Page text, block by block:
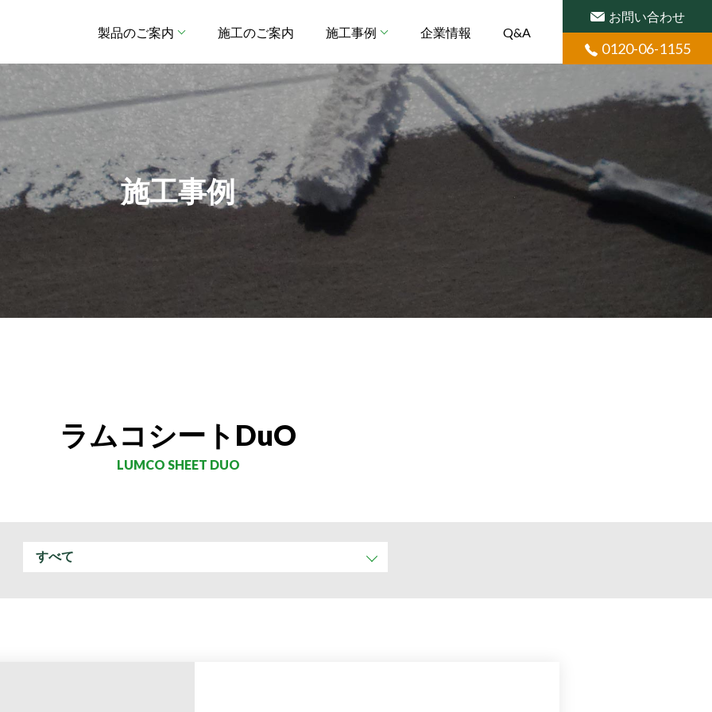
製品のご案内 施工のご案内 施工事例 企業情報 Q&A
お問い合わせ
0120-06-1155
施工事例
ラムコシートDuO
LUMCO SHEET DUO